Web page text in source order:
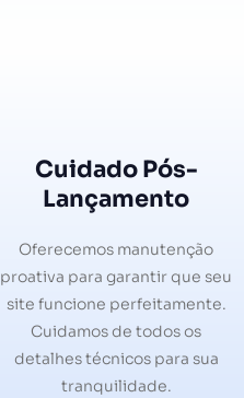
Cuidado Pós-
Lançamento
Oferecemos manutenção
proativa para garantir que seu
site funcione perfeitamente.
Cuidamos de todos os
detalhes técnicos para sua
tranquilidade.